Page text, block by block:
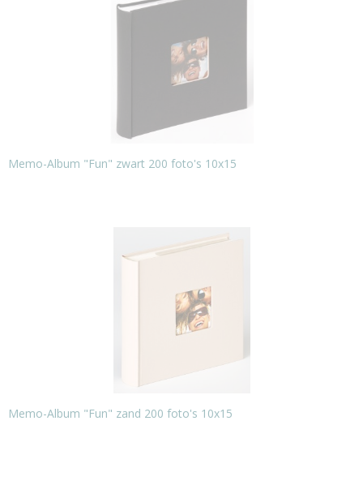
Memo-Album "Fun" zwart 200 foto's 10x15
Memo-Album "Fun" zand 200 foto's 10x15